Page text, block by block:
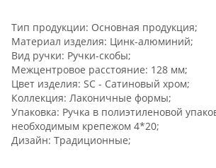
Тип продукции: Основная продукция;
Материал изделия: Цинк-алюминий;
Вид ручки: Ручки-скобы;
Межцентровое расстояние: 128 мм;
Цвет изделия: SC - Сатиновый хром;
Коллекция: Лаконичные формы;
Упаковка: Ручка в полиэтиленовой
необходимым крепежом 4*20;
Дизайн: Традиционные;